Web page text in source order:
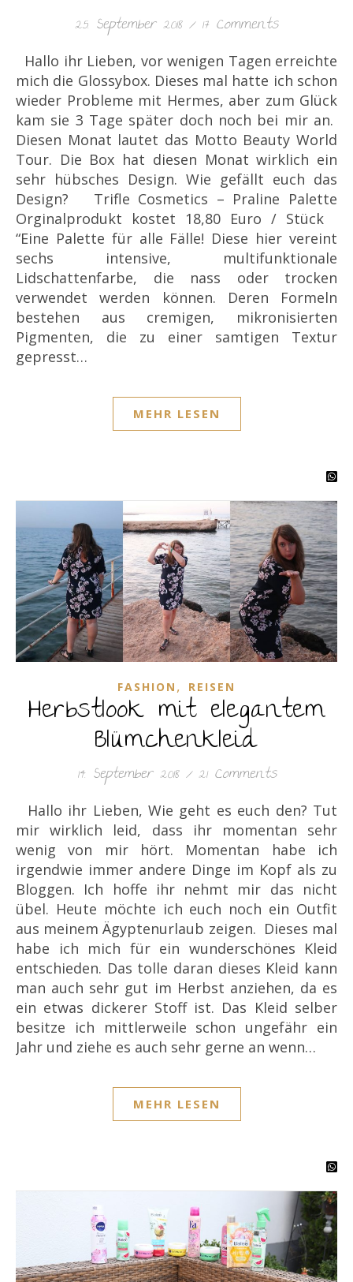
25. September 2018 / 17 Comments
Hallo ihr Lieben, vor wenigen Tagen erreichte
mich die Glossybox. Dieses mal hatte ich schon
wieder Probleme mit Hermes, aber zum Glück
kam sie 3 Tage später doch noch bei mir an.
Diesen Monat lautet das Motto Beauty World
Tour. Die Box hat diesen Monat wirklich ein
sehr hübsches Design. Wie gefällt euch das
Design? Trifle Cosmetics – Praline Palette
Orginalprodukt kostet 18,80 Euro / Stück
“Eine Palette für alle Fälle! Diese hier vereint
sechs intensive, multifunktionale
Lidschattenfarbe, die nass oder trocken
verwendet werden können. Deren Formeln
bestehen aus cremigen, mikronisierten
Pigmenten, die zu einer samtigen Textur
gepresst…
MEHR LESEN
FASHION , REISEN
Herbstlook mit elegantem
Blümchenkleid
14. September 2018 / 21 Comments
Hallo ihr Lieben, Wie geht es euch den? Tut
mir wirklich leid, dass ihr momentan sehr
wenig von mir hört. Momentan habe ich
irgendwie immer andere Dinge im Kopf als zu
Bloggen. Ich hoffe ihr nehmt mir das nicht
übel. Heute möchte ich euch noch ein Outfit
aus meinem Ägyptenurlaub zeigen. Dieses mal
habe ich mich für ein wunderschönes Kleid
entschieden. Das tolle daran dieses Kleid kann
man auch sehr gut im Herbst anziehen, da es
ein etwas dickerer Stoff ist. Das Kleid selber
besitze ich mittlerweile schon ungefähr ein
Jahr und ziehe es auch sehr gerne an wenn…
MEHR LESEN